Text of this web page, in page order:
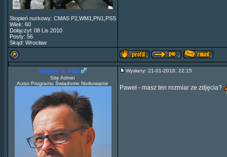
Stopień nurkowy: CMAS P2,WM1,PN1,PSS
Wiek: 60
Dołączył: 08 Lis 2010
Posty: 56
Skąd: Wrocław
Wojtek A. Filip
Site Admin
Autor Programu Świadome Nurkowanie
Wysłany: 21-01-2018, 22:15
Paweł - masz ten rozmiar ze zdjęcia?